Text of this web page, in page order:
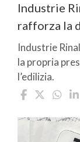
Industrie
rafforza la
Industrie
la propria
l’edilizia.